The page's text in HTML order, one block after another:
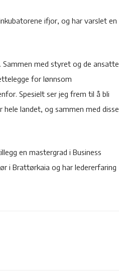
ifjor, og har varslet en
med styret og de ansatte
for lønnsom
Spesielt ser jeg frem til å bli
hele landet, og sammen med disse
en mastergrad i Business
i Brattørkaia og har ledererfaring